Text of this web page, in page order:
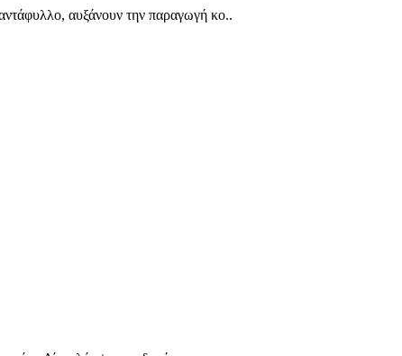
αυξάνουν την παραγωγή κο..